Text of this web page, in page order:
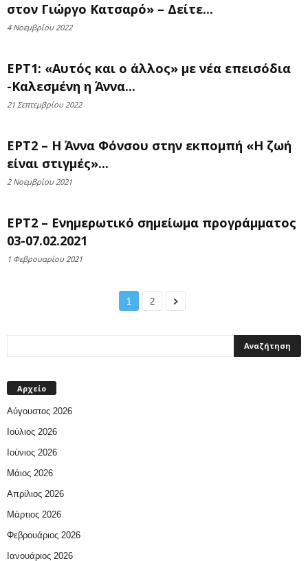
στον Γιώργο Κατσαρό» – Δείτε...
4 Νοεμβρίου 2022
ΕΡΤ1: «Αυτός και ο άλλος» με νέα επεισόδια
-Καλεσμένη η Άννα...
21 Σεπτεμβρίου 2022
ΕΡΤ2 – Η Άννα Φόνσου στην εκπομπή «Η ζωή
είναι στιγμές»...
2 Νοεμβρίου 2021
ΕΡΤ2 – Ενημερωτικό σημείωμα προγράμματος
03-07.02.2021
1 Φεβρουαρίου 2021
1 2
Αρχείο
Αύγουστος 2026
Ιούλιος 2026
Ιούνιος 2026
Μάιος 2026
Απρίλιος 2026
Μάρτιος 2026
Φεβρουάριος 2026
Ιανουάριος 2026